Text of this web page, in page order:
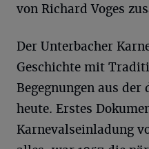
von Richard Voges
Der Unterbacher
Geschichte mit
Begegnungen aus
heute. Erstes
Karnevalseinladung